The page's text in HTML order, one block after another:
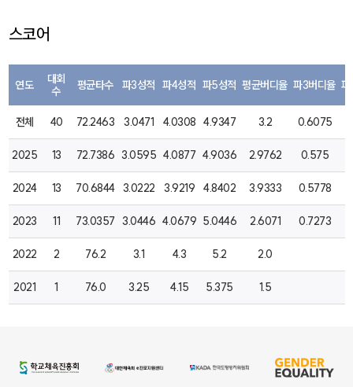
스코어
연도
대회
수
평균타수 파3성적 파4성적 파5성적 평균버디율 파3버디율 파
전체 40 72.2463 3.0471 4.0308 4.9347 3.2 0.6075
2025 13 72.7386 3.0595 4.0877 4.9036 2.9762 0.575
2024 13 70.6844 3.0222 3.9219 4.8402 3.9333 0.5778
2023 11 73.0357 3.0446 4.0679 5.0446 2.6071 0.7273
2022 2 76.2 3.1 4.3 5.2 2.0
2021 1 76.0 3.25 4.15 5.375 1.5